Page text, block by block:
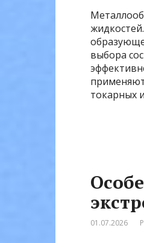
выбора
токарных
01.07.2026